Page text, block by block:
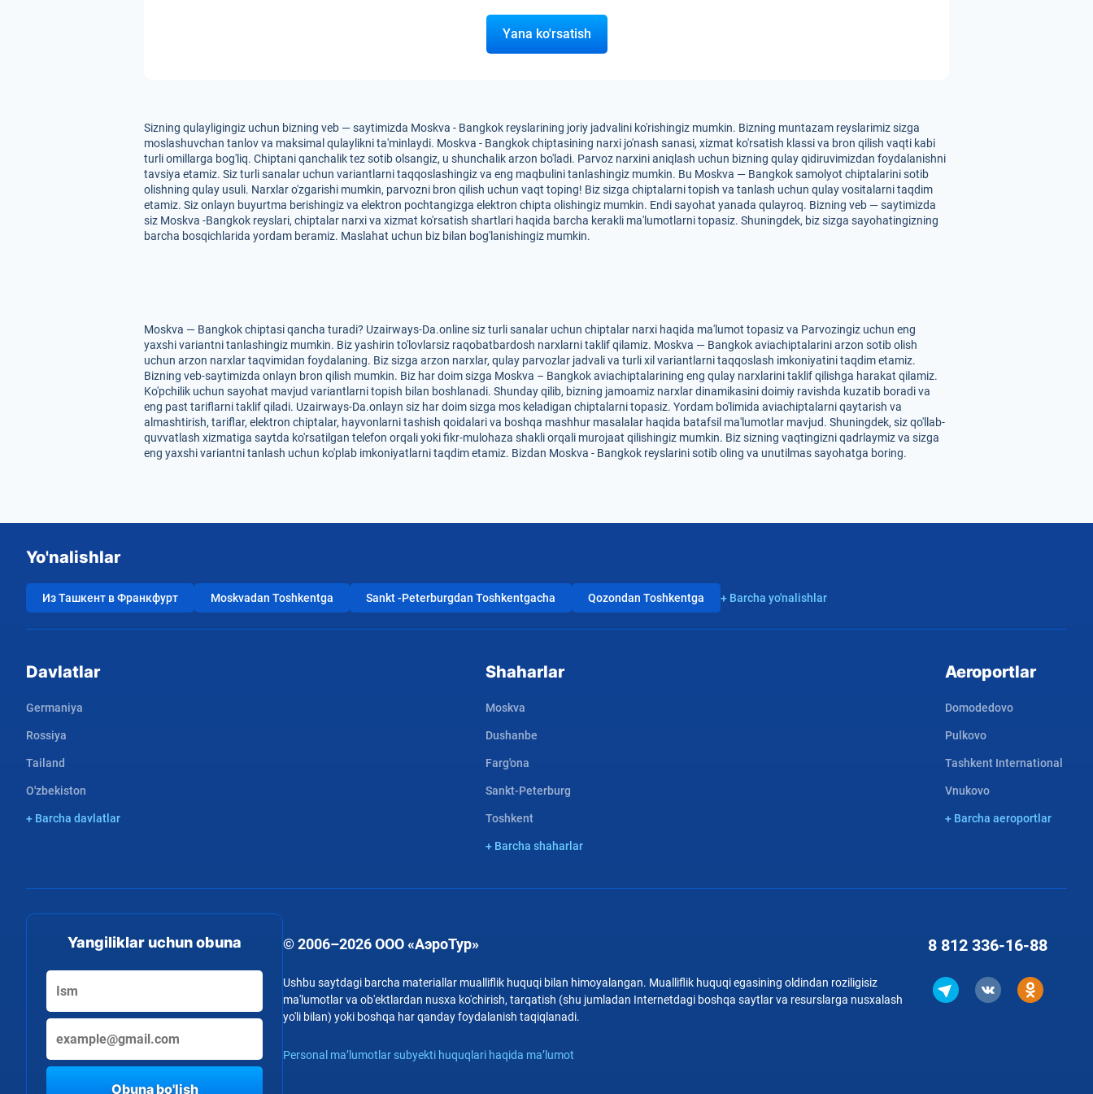
Yana ko'rsatish
Sizning qulayligingiz uchun bizning veb — saytimizda Moskva - Bangkok reyslarining joriy jadvalini ko'rishingiz mumkin. Bizning muntazam reyslarimiz sizga
moslashuvchan tanlov va maksimal qulaylikni ta'minlaydi. Moskva - Bangkok chiptasining narxi jo'nash sanasi, xizmat ko'rsatish klassi va bron qilish vaqti kabi
turli omillarga bog'liq. Chiptani qanchalik tez sotib olsangiz, u shunchalik arzon bo'ladi. Parvoz narxini aniqlash uchun bizning qulay qidiruvimizdan foydalanishni
tavsiya etamiz. Siz turli sanalar uchun variantlarni taqqoslashingiz va eng maqbulini tanlashingiz mumkin. Bu Moskva — Bangkok samolyot chiptalarini sotib
olishning qulay usuli. Narxlar o'zgarishi mumkin, parvozni bron qilish uchun vaqt toping! Biz sizga chiptalarni topish va tanlash uchun qulay vositalarni taqdim
etamiz. Siz onlayn buyurtma berishingiz va elektron pochtangizga elektron chipta olishingiz mumkin. Endi sayohat yanada qulayroq. Bizning veb — saytimizda
siz Moskva -Bangkok reyslari, chiptalar narxi va xizmat ko'rsatish shartlari haqida barcha kerakli ma'lumotlarni topasiz. Shuningdek, biz sizga sayohatingizning
barcha bosqichlarida yordam beramiz. Maslahat uchun biz bilan bog'lanishingiz mumkin.
Moskva — Bangkok chiptasi qancha turadi? Uzairways-Da.online siz turli sanalar uchun chiptalar narxi haqida ma'lumot topasiz va Parvozingiz uchun eng
yaxshi variantni tanlashingiz mumkin. Biz yashirin to'lovlarsiz raqobatbardosh narxlarni taklif qilamiz. Moskva — Bangkok aviachiptalarini arzon sotib olish
uchun arzon narxlar taqvimidan foydalaning. Biz sizga arzon narxlar, qulay parvozlar jadvali va turli xil variantlarni taqqoslash imkoniyatini taqdim etamiz.
Bizning veb-saytimizda onlayn bron qilish mumkin. Biz har doim sizga Moskva – Bangkok aviachiptalarining eng qulay narxlarini taklif qilishga harakat qilamiz.
Ko'pchilik uchun sayohat mavjud variantlarni topish bilan boshlanadi. Shunday qilib, bizning jamoamiz narxlar dinamikasini doimiy ravishda kuzatib boradi va
eng past tariflarni taklif qiladi. Uzairways-Da.onlayn siz har doim sizga mos keladigan chiptalarni topasiz. Yordam bo'limida aviachiptalarni qaytarish va
almashtirish, tariflar, elektron chiptalar, hayvonlarni tashish qoidalari va boshqa mashhur masalalar haqida batafsil ma'lumotlar mavjud. Shuningdek, siz qo'llab-
quvvatlash xizmatiga saytda ko'rsatilgan telefon orqali yoki fikr-mulohaza shakli orqali murojaat qilishingiz mumkin. Biz sizning vaqtingizni qadrlaymiz va sizga
eng yaxshi variantni tanlash uchun ko'plab imkoniyatlarni taqdim etamiz. Bizdan Moskva - Bangkok reyslarini sotib oling va unutilmas sayohatga boring.
Yo'nalishlar
Из Ташкент в Франкфурт Moskvadan Toshkentga Sankt -Peterburgdan Toshkentgacha Qozondan Toshkentga + Barcha yo'nalishlar
Davlatlar
Germaniya
Rossiya
Tailand
O'zbekiston
+ Barcha davlatlar
Shaharlar
Moskva
Dushanbe
Farg'ona
Sankt-Peterburg
Toshkent
+ Barcha shaharlar
Aeroportlar
Domodedovo
Pulkovo
Tashkent International
Vnukovo
+ Barcha aeroportlar
Yangiliklar uchun obuna
Obuna bo'lish
© 2006–2026 ООО «АэроТур»
Ushbu saytdagi barcha materiallar mualliflik huquqi bilan himoyalangan. Mualliflik huquqi egasining oldindan roziligisiz
ma'lumotlar va ob'ektlardan nusxa ko'chirish, tarqatish (shu jumladan Internetdagi boshqa saytlar va resurslarga nusxalash
yo'li bilan) yoki boshqa har qanday foydalanish taqiqlanadi.
Personal ma’lumotlar subyekti huquqlari haqida ma’lumot
8 812 336-16-88